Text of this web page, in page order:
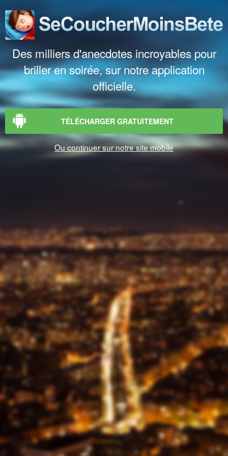
Des milliers d'anecdotes incroyables pour
briller en soirée, sur notre application
officielle.
TÉLÉCHARGER GRATUITEMENT
Ou continuer sur notre site mobile